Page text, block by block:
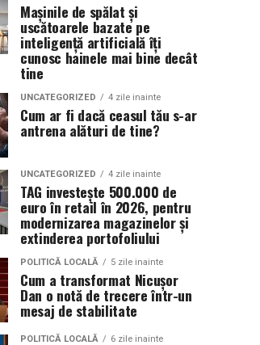
Mașinile de spălat și
uscătoarele bazate pe
inteligență artificială îți
cunosc hainele mai bine decât
tine
UNCATEGORIZED 4 zile inainte
Cum ar fi dacă ceasul tău s-ar
antrena alături de tine?
UNCATEGORIZED 4 zile inainte
TAG investește 500.000 de
euro în retail în 2026, pentru
modernizarea magazinelor și
extinderea portofoliului
POLITICĂ LOCALĂ 5 zile inainte
Cum a transformat Nicușor
Dan o notă de trecere într-un
mesaj de stabilitate
POLITICĂ LOCALĂ 6 zile inainte